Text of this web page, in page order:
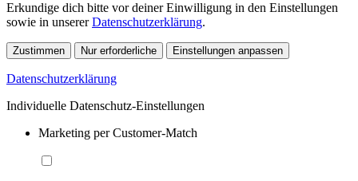
Erkundige dich bitte vor deiner Einwilligung in den Einstellungen
sowie in unsererDatenschutzerklärung.
Zustimmen Nur erforderliche Einstellungen anpassen
Datenschutzerklärung
Individuelle Datenschutz-Einstellungen
Marketing per Customer-Match